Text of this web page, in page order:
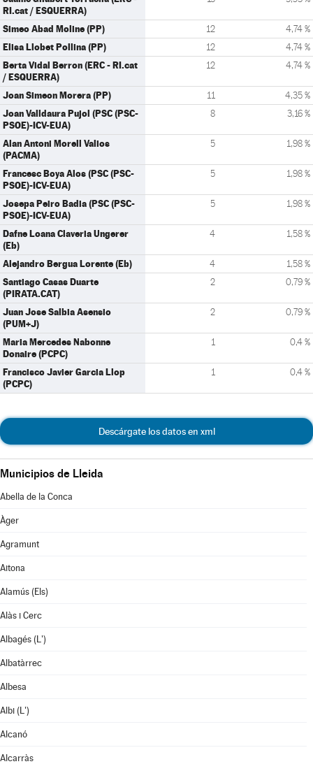
RI.cat / ESQUERRA)
Simeo Abad Moline (PP) 12 4,74 %
Elisa Llobet Pollina (PP) 12 4,74 %
Berta Vidal Berron (ERC - RI.cat
/ ESQUERRA)
12 4,74 %
Joan Simeon Morera (PP) 11 4,35 %
Joan Valldaura Pujol (PSC (PSC-
PSOE)-ICV-EUA)
8 3,16 %
Alan Antoni Morell Valios
(PACMA)
5 1,98 %
Francesc Boya Alos (PSC (PSC-
PSOE)-ICV-EUA)
5 1,98 %
Josepa Peiro Badia (PSC (PSC-
PSOE)-ICV-EUA)
5 1,98 %
Dafne Loana Claveria Ungerer
(Eb)
4 1,58 %
Alejandro Bergua Lorente (Eb) 4 1,58 %
Santiago Casas Duarte
(PIRATA.CAT)
2 0,79 %
Juan Jose Salbia Asensio
(PUM+J)
2 0,79 %
Maria Mercedes Nabonne
Donaire (PCPC)
1 0,4 %
Francisco Javier Garcia Llop
(PCPC)
1 0,4 %
Descárgate los datos en xml
Municipios de Lleida
Abella de la Conca
Àger
Agramunt
Aitona
Alamús (Els)
Alàs i Cerc
Albagés (L')
Albatàrrec
Albesa
Albi (L')
Alcanó
Alcarràs